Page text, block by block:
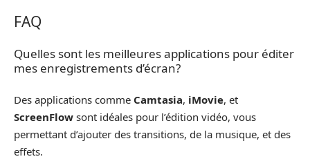
FAQ
Quelles sont les meilleures applications pour éditer
mes enregistrements d’écran?
Des applications comme Camtasia, iMovie, et
ScreenFlow sont idéales pour l’édition vidéo, vous
permettant d’ajouter des transitions, de la musique, et des
effets.